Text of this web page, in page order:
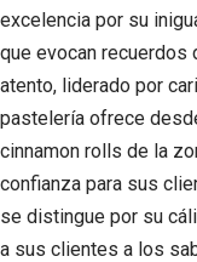
excelencia por su
que evocan recuerdos
atento, liderado por
pastelería ofrece
cinnamon rolls de la
confianza para sus
se distingue por su
a sus clientes a los